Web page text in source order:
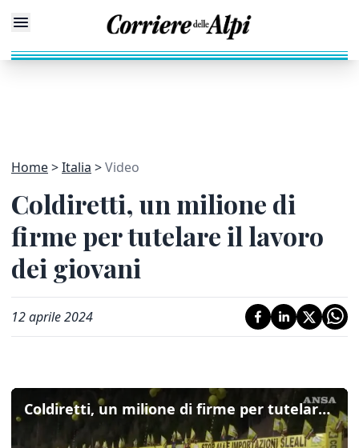
Home Italia Video
Coldiretti, un milione di
firme per tutelare il lavoro
dei giovani
12 aprile 2024
Coldiretti, un milione di firme per tutelare il lavoro dei giovani